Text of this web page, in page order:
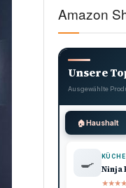
Amazon
Unsere
Ausgewählte
🏠 Haushalt
🍳 KÜCHE
Ninja
★★★★